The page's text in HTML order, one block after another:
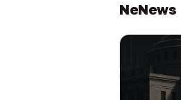
NeNews